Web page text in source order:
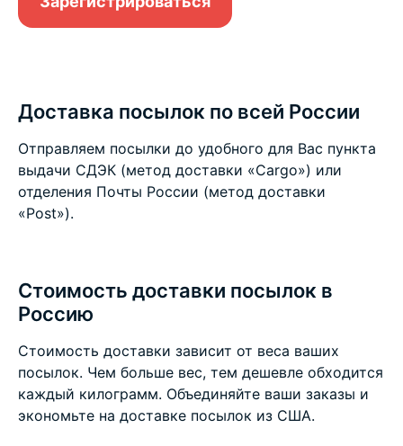
Доставка посылок по всей России
Отправляем посылки до удобного для Вас пункта
выдачи СДЭК (метод доставки «Cargo») или
отделения Почты России (метод доставки
«Post»).
Стоимость доставки посылок в
Россию
Стоимость доставки зависит от веса ваших
посылок. Чем больше вес, тем дешевле обходится
каждый килограмм. Объединяйте ваши заказы и
экономьте на доставке посылок из США.